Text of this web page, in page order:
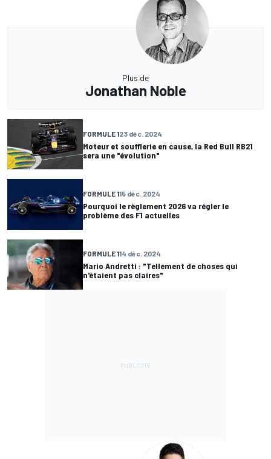
Plus de
Jonathan Noble
FORMULE 123 déc. 2024
Moteur et soufflerie en cause, la Red Bull RB21
sera une "évolution"
FORMULE 115 déc. 2024
Pourquoi le règlement 2026 va régler le
problème des F1 actuelles
FORMULE 114 déc. 2024
Mario Andretti : "Tellement de choses qui
n'étaient pas claires"